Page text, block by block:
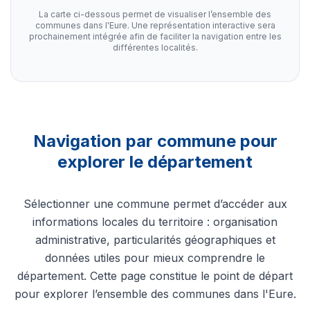
La carte ci-dessous permet de visualiser l’ensemble des
communes dans l'Eure. Une représentation interactive sera
prochainement intégrée afin de faciliter la navigation entre les
différentes localités.
Navigation par commune pour
explorer le département
Sélectionner une commune permet d’accéder aux
informations locales du territoire : organisation
administrative, particularités géographiques et
données utiles pour mieux comprendre le
département. Cette page constitue le point de départ
pour explorer l’ensemble des communes dans l'Eure.